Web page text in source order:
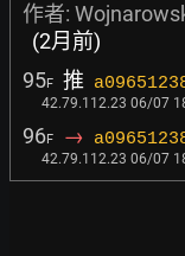
作者:
(2月前)
95F 推
42.79.112.23 06/07
96F →
42.79.112.23 06/07